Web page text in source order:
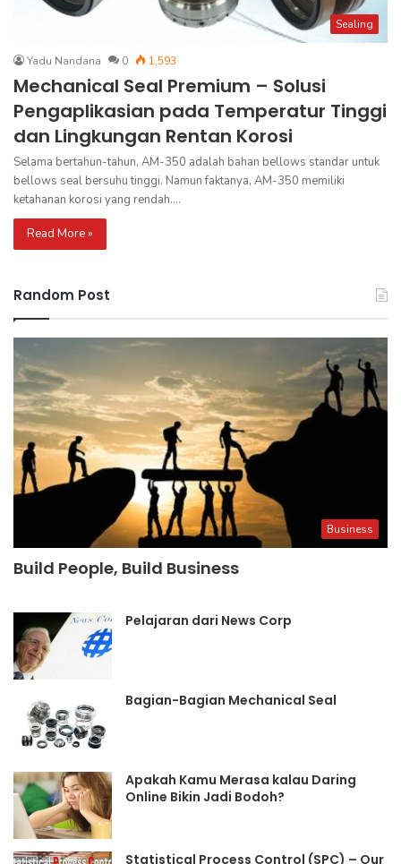
Sealing
Yadu Nandana 0 1,593
Mechanical Seal Premium – Solusi
Pengaplikasian pada Temperatur Tinggi
dan Lingkungan Rentan Korosi
Selama bertahun-tahun, AM-350 adalah bahan bellows standar untuk
bellows seal bersuhu tinggi. Namun faktanya, AM-350 memiliki
ketahanan korosi yang rendah.…
Read More »
Random Post
Business
Build People, Build Business
Pelajaran dari News Corp
Bagian-Bagian Mechanical Seal
Apakah Kamu Merasa kalau Daring
Online Bikin Jadi Bodoh?
Statistical Process Control (SPC) – Our